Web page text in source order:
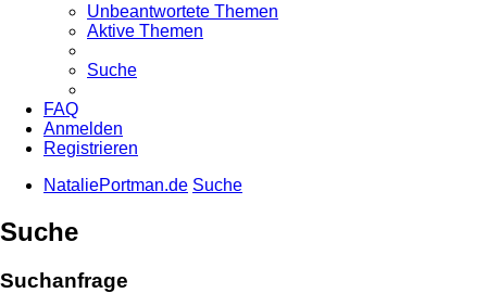
Unbeantwortete Themen
Aktive Themen
Suche
FAQ
Anmelden
Registrieren
NataliePortman.de Suche
Suche
Suchanfrage